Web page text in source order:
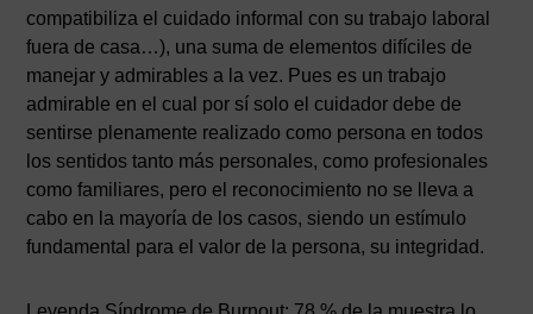
compatibiliza el cuidado informal con su trabajo laboral
fuera de casa…), una suma de elementos difíciles de
manejar y admirables a la vez. Pues es un trabajo
admirable en el cual por sí solo el cuidador debe de
sentirse plenamente realizado como persona en todos
los sentidos tanto más personales, como profesionales
como familiares, pero el reconocimiento no se lleva a
cabo en la mayoría de los casos, siendo un estímulo
fundamental para el valor de la persona, su integridad.